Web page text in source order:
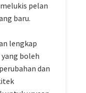
pelan
baru.
lengkap
boleh
dan